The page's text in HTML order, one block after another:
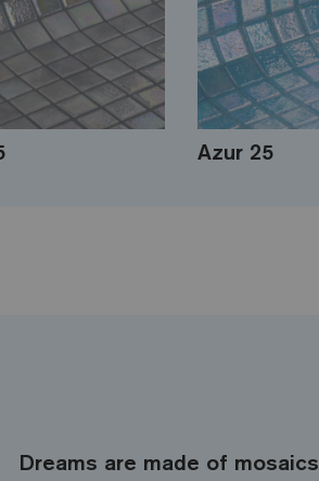
Azur 25
Dreams are made of mosaics